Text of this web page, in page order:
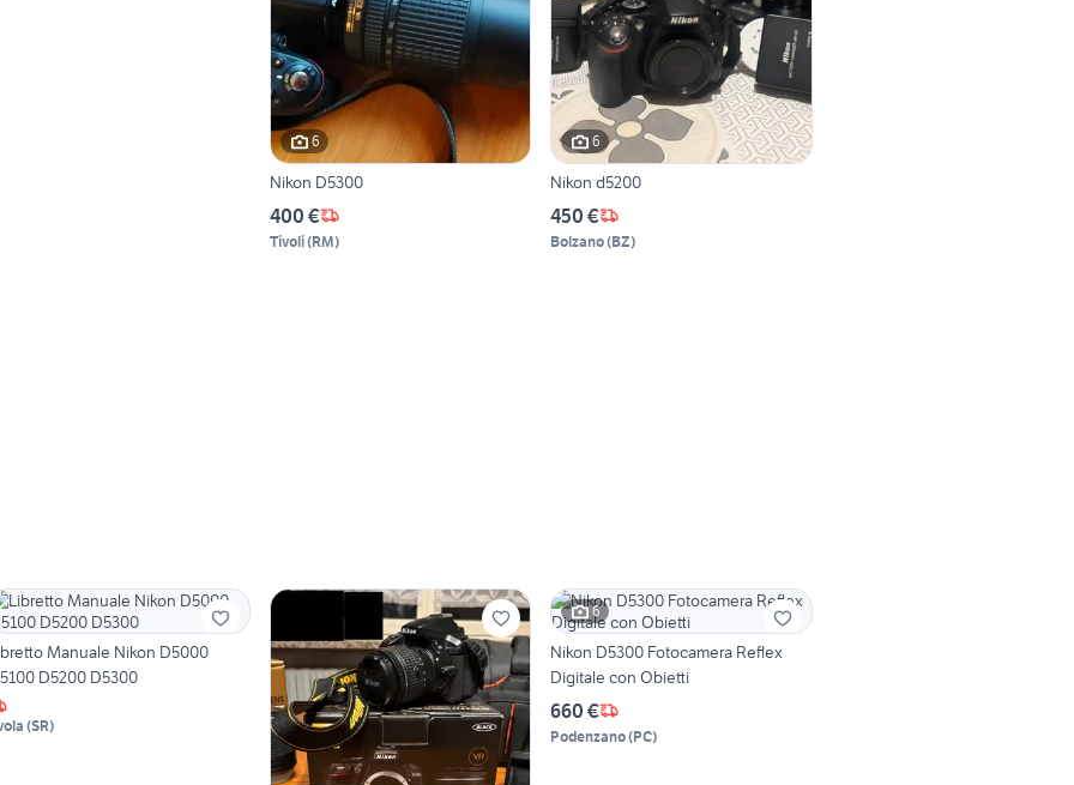
6
Nikon D5300
400 €
Tivoli(RM)
6
Nikon d5200
450 €
Bolzano(BZ)
Manuale Nikon D5000
D5200 D5300
(SR)
6
Nikon D5300 Fotocamera Reflex
Digitale con Obietti
660 €
Podenzano(PC)